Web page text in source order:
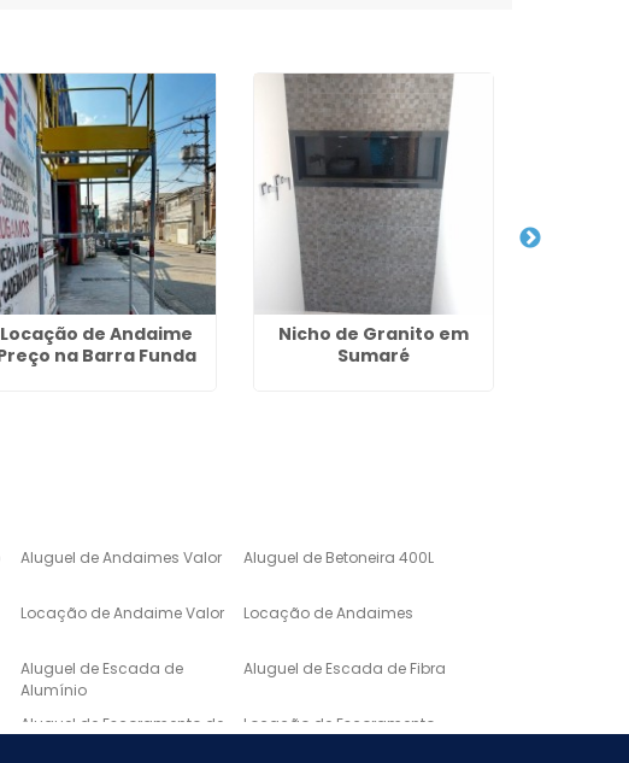
Locação de Andaime
na Barra Funda
Nicho de Granito em
Sumaré
Aluguel de Andaimes Valor Aluguel de Betoneira 400L
Locação de Andaime Valor Locação de Andaimes
Aluguel de Escada de
Alumínio
Aluguel de Escada de Fibra
Aluguel de Escoramento de
Locação de Escoramento